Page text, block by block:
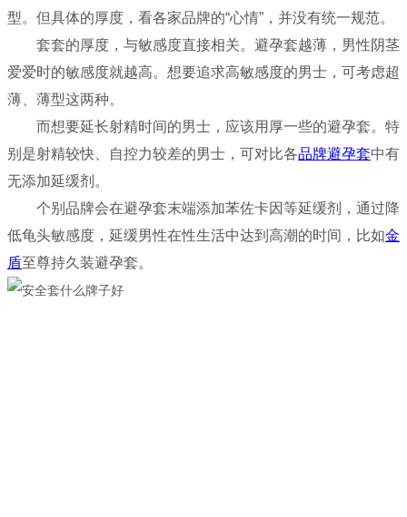
型。但具体的厚度，看各家品牌的“心情”，并没有统一规范。
套套的厚度，与敏感度直接相关。避孕套越薄，男性阴茎
爱爱时的敏感度就越高。想要追求高敏感度的男士，可考虑超
薄、薄型这两种。
而想要延长射精时间的男士，应该用厚一些的避孕套。特
别是射精较快、自控力较差的男士，可对比各品牌避孕套中有
无添加延缓剂。
个别品牌会在避孕套末端添加苯佐卡因等延缓剂，通过降
低龟头敏感度，延缓男性在性生活中达到高潮的时间，比如金
盾至尊持久装避孕套。